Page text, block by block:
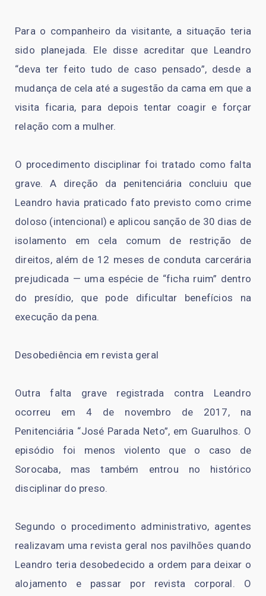
Para o companheiro da visitante, a situação teria
sido planejada. Ele disse acreditar que Leandro
“deva ter feito tudo de caso pensado”, desde a
mudança de cela até a sugestão da cama em que a
visita ficaria, para depois tentar coagir e forçar
relação com a mulher.
O procedimento disciplinar foi tratado como falta
grave. A direção da penitenciária concluiu que
Leandro havia praticado fato previsto como crime
doloso (intencional) e aplicou sanção de 30 dias de
isolamento em cela comum de restrição de
direitos, além de 12 meses de conduta carcerária
prejudicada — uma espécie de “ficha ruim” dentro
do presídio, que pode dificultar benefícios na
execução da pena.
Desobediência em revista geral
Outra falta grave registrada contra Leandro
ocorreu em 4 de novembro de 2017, na
Penitenciária “José Parada Neto”, em Guarulhos. O
episódio foi menos violento que o caso de
Sorocaba, mas também entrou no histórico
disciplinar do preso.
Segundo o procedimento administrativo, agentes
realizavam uma revista geral nos pavilhões quando
Leandro teria desobedecido a ordem para deixar o
alojamento e passar por revista corporal. O